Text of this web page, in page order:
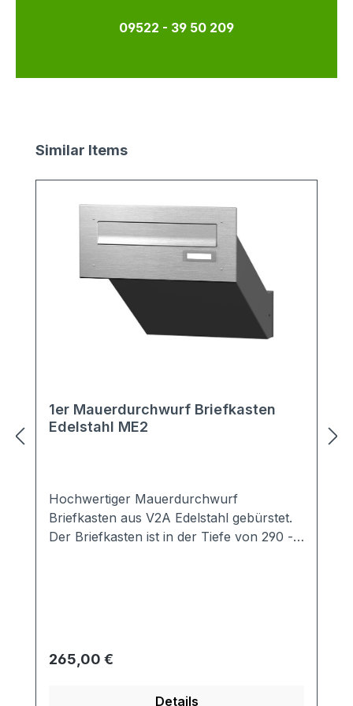
09522 - 39 50 209
Produktgalerie überspringen
Similar Items
1er Mauerdurchwurf Briefkasten
Edelstahl ME2
Hochwertiger Mauerdurchwurf
Briefkasten aus V2A Edelstahl gebürstet.
Der Briefkasten ist in der Tiefe von 290 -
Edelstahl finden Sie in der
Montageanleitung, die bei jeder Lieferung
Regulärer Preis:
265,00 €
Details